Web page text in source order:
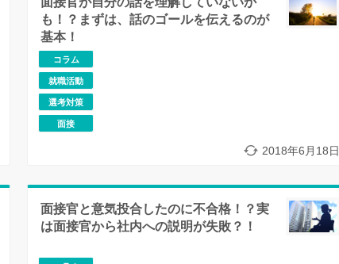
も！？まずは、話のゴールを伝えるのが
基本！
コラム
就職活動
選考対策
面接
2018年6月18日
面接官と意気投合したのに不合格！？実
は面接官から社内への説明が失敗？！